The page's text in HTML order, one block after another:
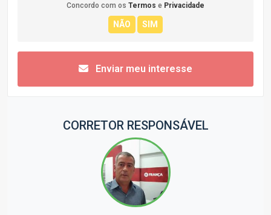
Concordo com os Termos e Privacidade
Enviar meu interesse
CORRETOR RESPONSÁVEL